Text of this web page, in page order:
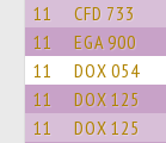
11 CFD 733
11 EGA 900
11 DOX 054
11 DOX 125
11 DOX 125